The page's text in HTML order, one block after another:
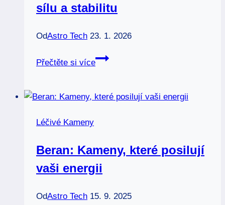
sílu a stabilitu
OdAstro Tech 23. 1. 2026
Přečtěte si více
Galenit:
zemní
Léčivé Kameny
Beran: Kameny, které posilují
vaši energii
OdAstro Tech 15. 9. 2025